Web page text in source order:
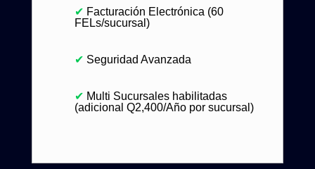
✔ Facturación Electrónica (60
FELs/sucursal)
✔ Seguridad Avanzada
✔ Multi Sucursales habilitadas
(adicional Q2,400/Año por sucursal)